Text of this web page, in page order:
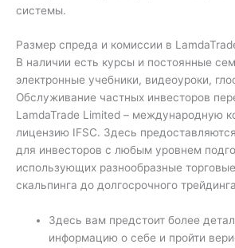
системы.
Размер спреда и комиссии в
В наличии есть курсы и постоянные
электронные учебники, видеоуроки,
Обслуживание частных инвесторов
LamdaTrade Limited – международную
лицензию IFSC. Здесь
для инвесторов с любым уровнем
использующих разнообразные торговые
скальпинга до долгосрочного
Здесь вам предстоит более
информацию о себе и пройти